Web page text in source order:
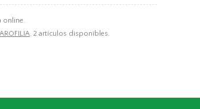
online.
. 2 artículos disponibles.